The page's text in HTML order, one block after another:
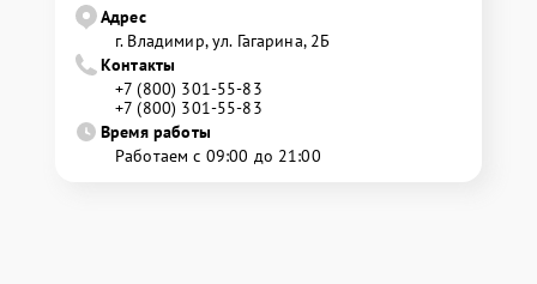
Адрес
г. Владимир, ул. Гагарина, 2Б
Контакты
+7 (800) 301-55-83
+7 (800) 301-55-83
Время работы
Работаем с 09:00 до 21:00